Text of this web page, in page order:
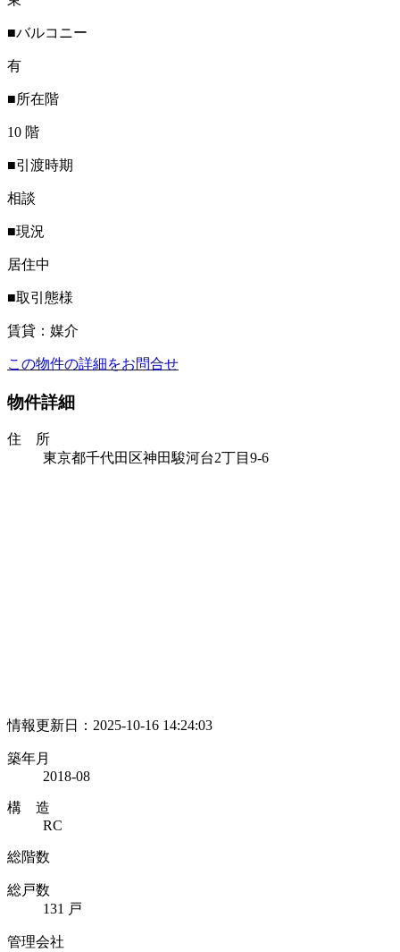
■バルコニー
有
■所在階
10 階
■引渡時期
相談
■現況
居住中
■取引態様
賃貸：媒介
この物件の詳細をお問合せ
物件詳細
住 所
東京都千代田区神田駿河台2丁目9-6
情報更新日：2025-10-16 14:24:03
築年月
2018-08
構 造
RC
総階数
総戸数
131 戸
管理会社